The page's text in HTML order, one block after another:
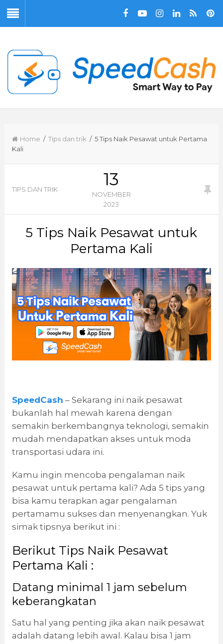
Home / Tips dan trik / 5 Tips Naik Pesawat untuk Pertama
Kali
13
NOVEMBER
2023
TIPS DAN TRIK
5 Tips Naik Pesawat untuk
Pertama Kali
SpeedCash – Sekarang ini naik pesawat
bukanlah hal mewah karena dengan
semakin berkembangnya teknologi, semakin
mudah mendapatkan akses untuk moda
transportasi udara ini.
Kamu ingin mencoba pengalaman naik
pesawat untuk pertama kali? Ada 5 tips yang
bisa kamu terapkan agar pengalaman
pertamamu sukses dan menyenangkan. Yuk
simak tipsnya berikut ini :
Berikut Tips Naik Pesawat
Pertama Kali :
Datang minimal 1 jam sebelum
keberangkatan
Satu hal yang penting jika akan naik pesawat
adalah datang lebih awal. Kalau bisa 1 jam